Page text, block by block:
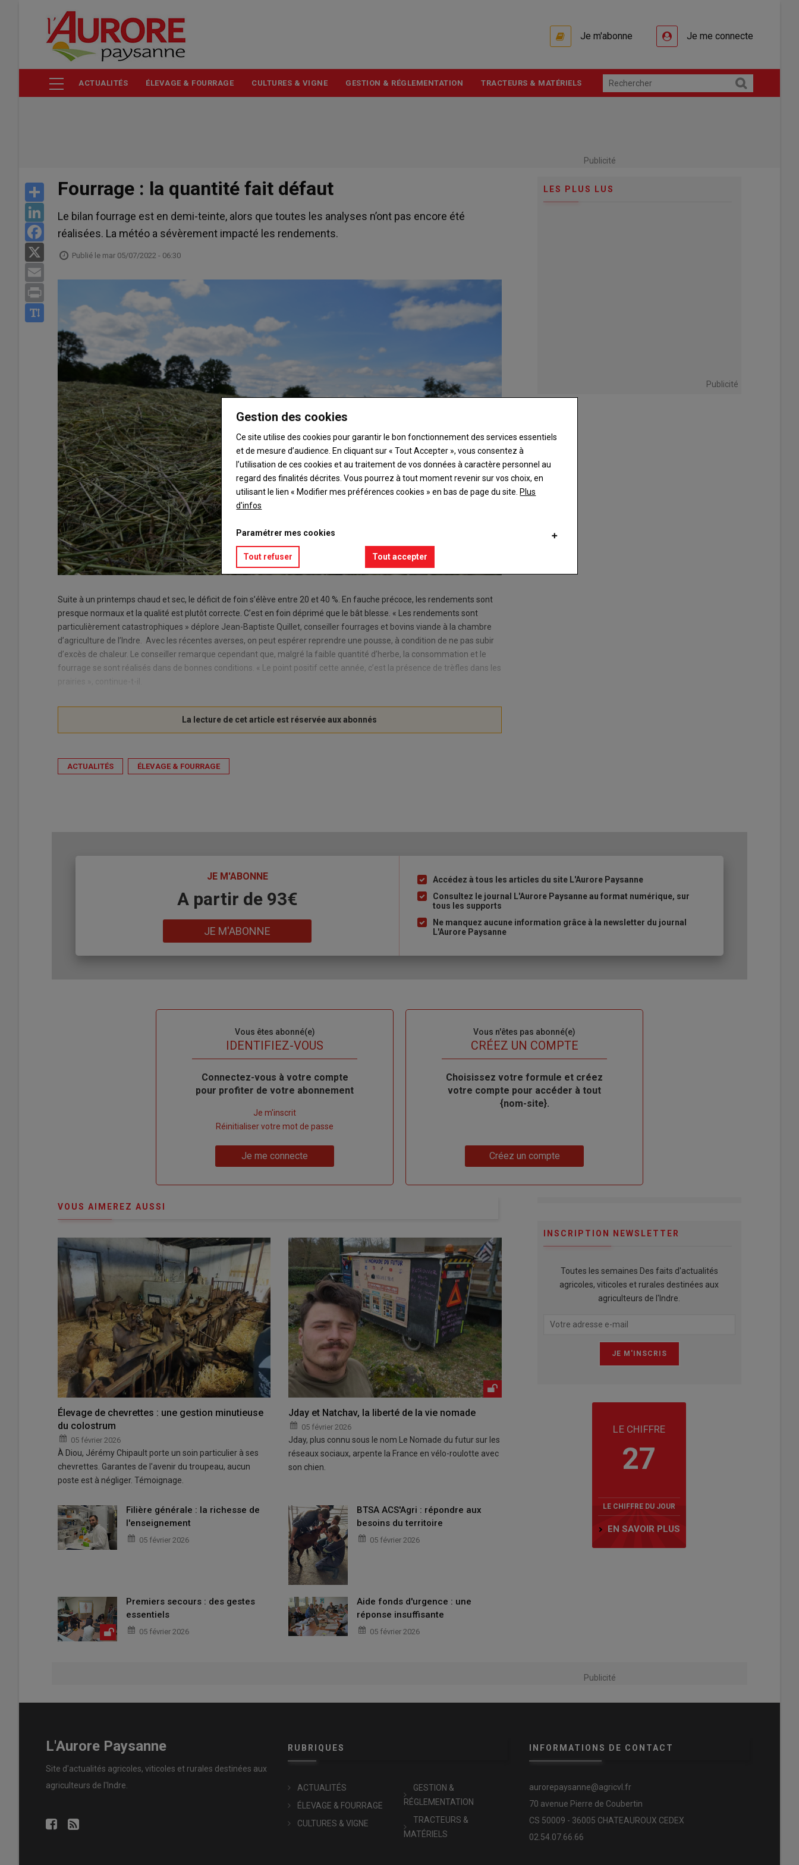
contenu
Je m'abonne Je me connecte
ACTUALITÉS ÉLEVAGE & FOURRAGE CULTURES & VIGNE GESTION & RÉGLEMENTATION TRACTEURS & MATÉRIELS
Publicité
Share
LinkedIn
Facebook
Fourrage : la quantité fait défaut
Le bilan fourrage est en demi-teinte, alors que toutes les analyses n’ont pas encore été
réalisées. La météo a sévèrement impacté les rendements.
Publié le mar 05/07/2022 - 06:30
Suite à un printemps chaud et sec, le déficit de foin s’élève entre 20 et 40 %. En fauche précoce, les rendements sont
presque normaux et la qualité est plutôt correcte. C’est en foin déprimé que le bât blesse. « Les rendements sont
particulièrement catastrophiques » déplore Jean-Baptiste Quillet, conseiller fourrages et bovins viande à la chambre
d’agriculture de l’Indre. Avec les récentes averses, on peut espérer reprendre une pousse, à condition de ne pas subir
d’excès de chaleur. Le conseiller remarque cependant que, malgré la faible quantité d’herbe, la consommation et le
fourrage se sont réalisés dans de bonnes conditions. « Le point positif cette année, c’est la présence de trèfles dans les
ACTUALITÉS ÉLEVAGE & FOURRAGE
LES PLUS LUS
Publicité
JE M'ABONNE
A partir de 93€
JE M'ABONNE
Liste
à
puce
Accédez à tous les articles du site L'Aurore Paysanne
Consultez le journal L'Aurore Paysanne au format numérique, sur
tous les supports
Ne manquez aucune information grâce à la newsletter du journal
L'Aurore Paysanne
Vous êtes abonné(e)
IDENTIFIEZ-VOUS
Body
Connectez-vous à votre compte
pour profiter de votre abonnement
compte"
Je m'inscrit
Réinitialiser votre mot de passe
Je me connecte
Vous n'êtes pas abonné(e)
TITRECRÉEZ UN COMPTE
Body
Choisissez votre formule et créez
votre compte pour accéder à tout
{nom-site}.
Créez un compte
VOUS AIMEREZ AUSSI
Élevage de chevrettes : une gestion minutieuse
du colostrum
05 février 2026
À Diou, Jérémy Chipault porte un soin particulier à ses
chevrettes. Garantes de l'avenir du troupeau, aucun
poste est à négliger. Témoignage.
Jday et Natchav, la liberté de la vie nomade
05 février 2026
Jday, plus connu sous le nom Le Nomade du futur sur les
réseaux sociaux, arpente la France en vélo-roulotte avec
son chien.
Filière générale : la richesse de
l'enseignement
05 février 2026
BTSA ACS'Agri : répondre aux
besoins du territoire
05 février 2026
Premiers secours : des gestes
essentiels
05 février 2026
Aide fonds d'urgence : une
réponse insuffisante
05 février 2026
INSCRIPTION NEWSLETTER
Toutes les semaines Des faits d'actualités
agricoles, viticoles et rurales destinées aux
agriculteurs de l'Indre.
LE CHIFFRE
27
LE CHIFFRE DU JOUR
EN SAVOIR PLUS
Publicité
L'Aurore Paysanne
Site d'actualités agricoles, viticoles et rurales destinées aux
agriculteurs de l'Indre.
RUBRIQUES
ACTUALITÉS
ÉLEVAGE & FOURRAGE
CULTURES & VIGNE
GESTION &
RÉGLEMENTATION
TRACTEURS &
MATÉRIELS
INFORMATIONS DE CONTACT
aurorepaysanne@agricvl.fr
70 avenue Pierre de Coubertin
CS 50009 - 36005 CHATEAUROUX CEDEX
02.54.07.66.66
Gestion des cookies
Ce site utilise des cookies pour garantir le bon fonctionnement des services essentiels
et de mesure d’audience. En cliquant sur « Tout Accepter », vous consentez à
l’utilisation de ces cookies et au traitement de vos données à caractère personnel au
regard des finalités décrites. Vous pourrez à tout moment revenir sur vos choix, en
utilisant le lien « Modifier mes préférences cookies » en bas de page du site. Plus
d'infos
Paramétrer mes cookies
Tout refuser Tout accepter